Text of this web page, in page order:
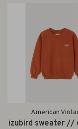
American
izubird sweater //